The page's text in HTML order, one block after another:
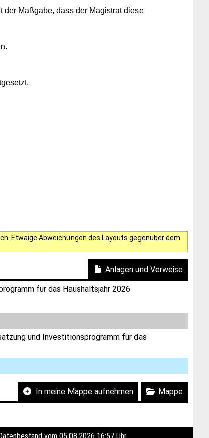
Maßgabe, dass der Magistrat diese
Etwaige Abweichungen des Layouts gegenüber dem
Anlagen und Verweise
für das Haushaltsjahr 2026
und Investitionsprogramm für das
In meine Mappe aufnehmen
Mappe